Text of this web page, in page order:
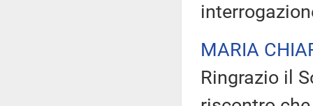
MARIA
Ringrazio il